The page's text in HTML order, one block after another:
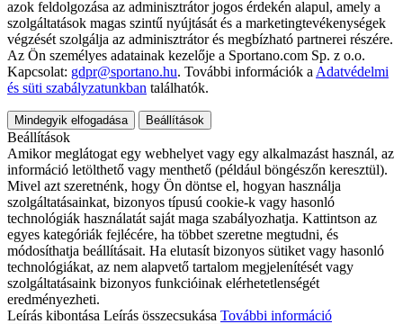
azok feldolgozása az adminisztrátor jogos érdekén alapul, amely a
szolgáltatások magas szintű nyújtását és a marketingtevékenységek
végzését szolgálja az adminisztrátor és megbízható partnerei részére.
Az Ön személyes adatainak kezelője a Sportano.com Sp. z o.o.
Kapcsolat: gdpr@sportano.hu. További információk a Adatvédelmi
és süti szabályzatunkban találhatók.
Mindegyik elfogadása Beállítások
Beállítások
Amikor meglátogat egy webhelyet vagy egy alkalmazást használ, az
információ letölthető vagy menthető (például böngészőn keresztül).
Mivel azt szeretnénk, hogy Ön döntse el, hogyan használja
szolgáltatásainkat, bizonyos típusú cookie-k vagy hasonló
technológiák használatát saját maga szabályozhatja. Kattintson az
egyes kategóriák fejlécére, ha többet szeretne megtudni, és
módosíthatja beállításait. Ha elutasít bizonyos sütiket vagy hasonló
technológiákat, az nem alapvető tartalom megjelenítését vagy
szolgáltatásaink bizonyos funkcióinak elérhetetlenségét
eredményezheti.
Leírás kibontása Leírás összecsukása További információ